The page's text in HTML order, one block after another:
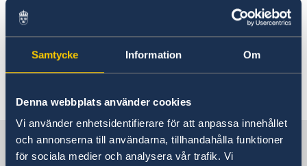
Samtycke Information Om
Denna webbplats använder cookies
Vi använder enhetsidentifierare för att anpassa innehållet
och annonserna till användarna, tillhandahålla funktioner
för sociala medier och analysera vår trafik. Vi
En la página web oficial de turismo y viajes a
Suecia,Visit Sweden
, encontrará toda la
información que necesite.
Suecia en España